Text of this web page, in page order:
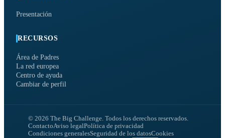
Presentación
RECURSOS
Área de Padres
La red europea
Centro de ayuda
Cambiar de perfil
© 2026 The Big Challenge. Todos los derechos reservados.
ContactoAviso legalPolítica de privacidad
Condiciones generalesSeguridad de los datosCookies